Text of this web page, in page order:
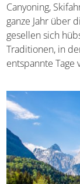
Canyoning,
ganze Jahr über
gesellen sich
Traditionen, in
entspannte Tage